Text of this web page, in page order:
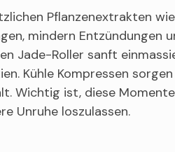
Pflanzenextrakten
mindern Entzündungen
Jade-Roller sanft
Kühle Kompressen
Wichtig ist, diese
Unruhe loszulassen.